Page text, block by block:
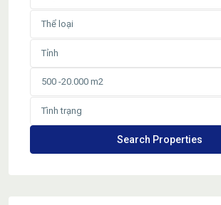
Thể loại
Tỉnh
Tình trạng